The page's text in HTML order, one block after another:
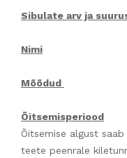
Sibulate arv ja
Nimi
Mõõdud
Õitsemisperiood
Õitsemise algust
teete peenrale